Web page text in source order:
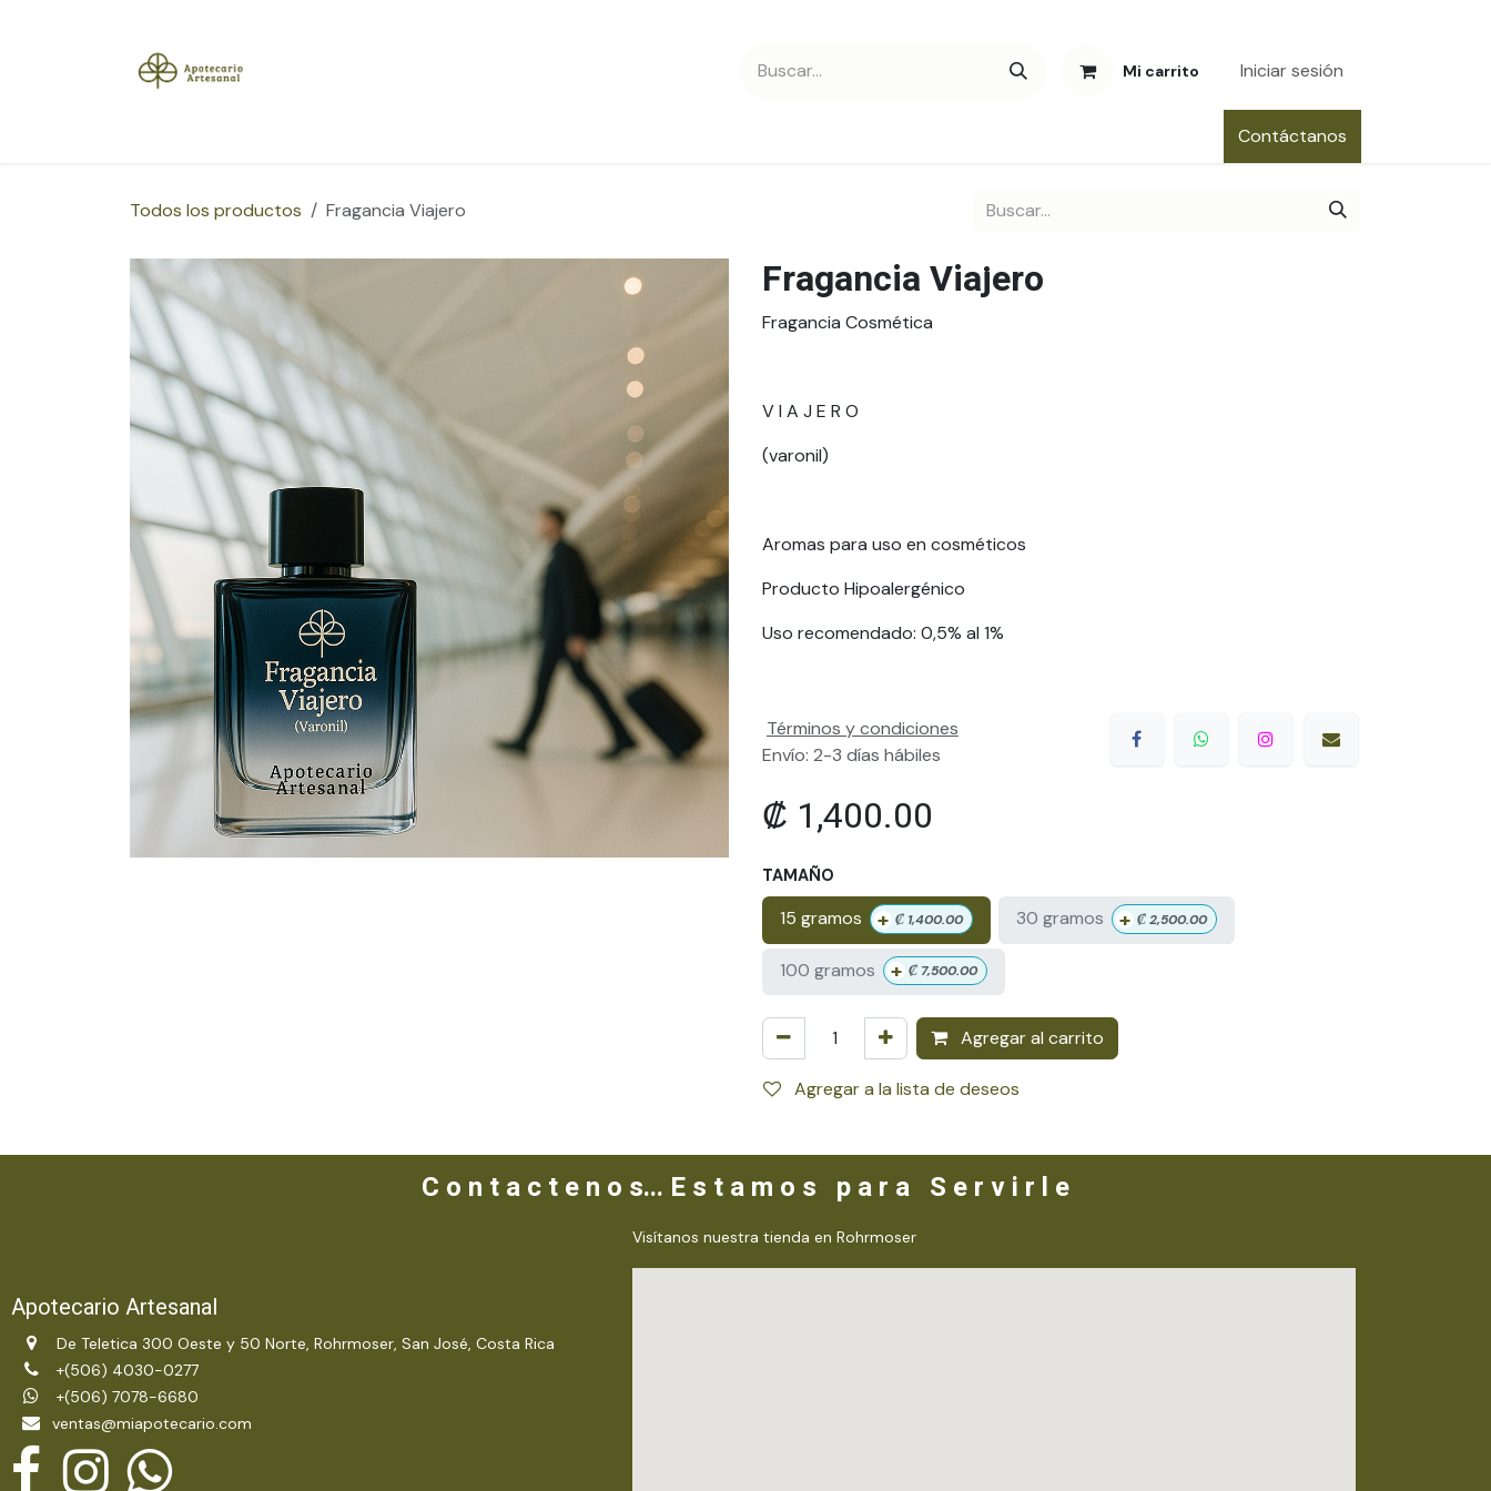
Mi carrito Iniciar sesión
Contáctanos
Todos los productos Fragancia Viajero
Fragancia Viajero
Fragancia Cosmética
V I A J E R O
(varonil)
Aromas para uso en cosméticos
Producto Hipoalergénico
Uso recomendado: 0,5% al 1%
₡ 1,400.00
TAMAÑO
15 gramos + ₡ 1,400.00 30 gramos + ₡2,500.00
100 gramos + ₡ 7,500.00
Agregar al carrito
Agregar a la lista de deseos
Términos y condiciones
Envío: 2-3 días hábiles
C o n t a c t e n o s... E s t a m o s p a r a S e r v i r l e
Apotecario Artesanal
De Teletica 300 Oeste y 50 Norte, Rohrmoser, San José, Costa Rica
+(506) 4030-0277
+(506) 7078-6680
ventas@miapotecario.com
Visítanos nuestra tienda en Rohrmoser